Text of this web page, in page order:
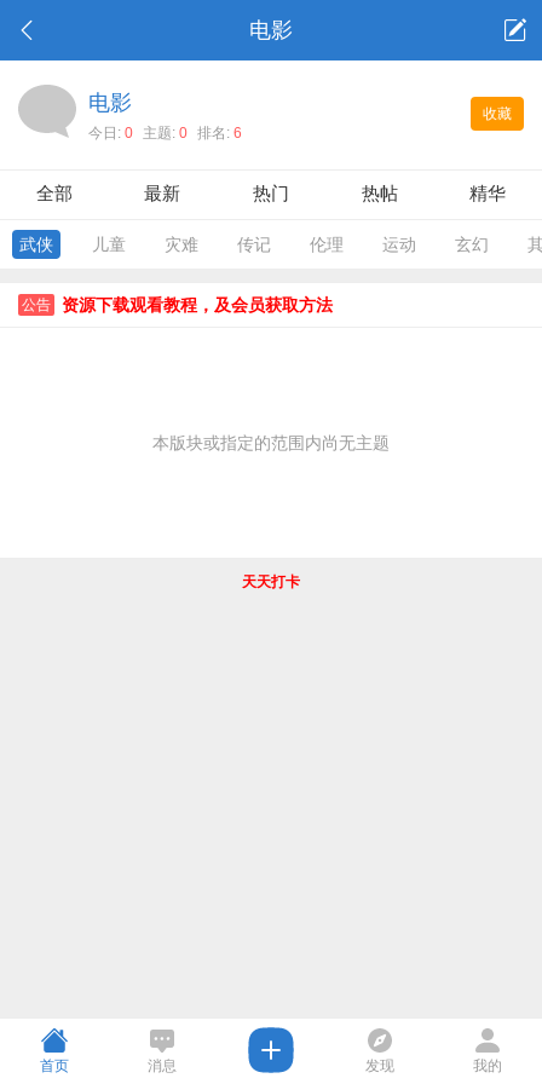
电影
收藏
电影
今日: 0 主题: 0 排名: 6
全部 最新 热门 热帖 精华
武侠 儿童 灾难 传记 伦理 运动 玄幻
公告 资源下载观看教程，及会员获取方法
本版块或指定的范围内尚无主题
天天打卡
首页 消息 发现 我的